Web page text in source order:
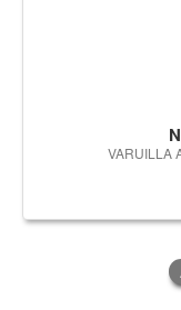
VARUILLA